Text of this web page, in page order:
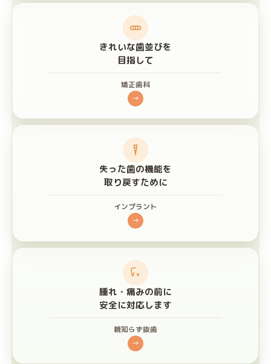
きれいな歯並びを
目指して
矯正歯科
→
失った歯の機能を
取り戻すために
インプラント
→
腫れ・痛みの前に
安全に対応します
親知らず抜歯
→